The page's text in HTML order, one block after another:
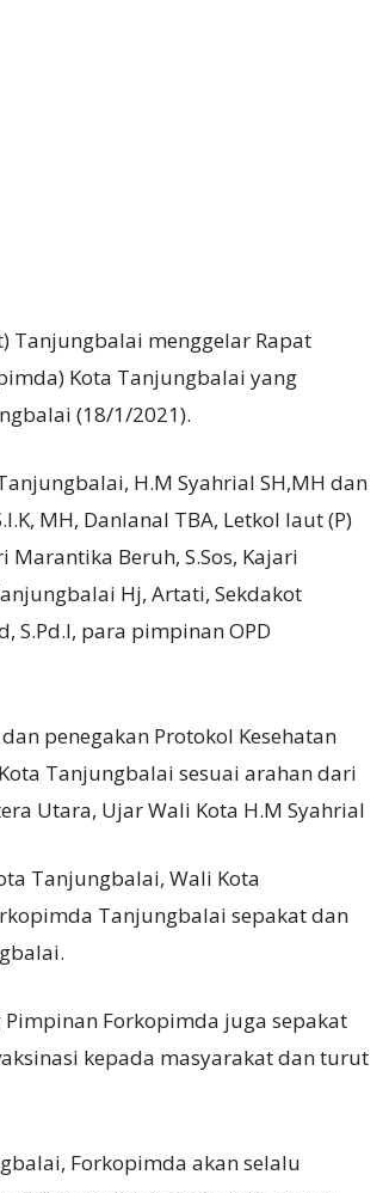
Tanjungbalai menggelar Rapat
Kota Tanjungbalai yang
(18/1/2021).
H.M Syahrial SH,MH dan
MH, Danlanal TBA, Letkol laut (P)
Marantika Beruh, S.Sos, Kajari
Hj, Artati, Sekdakot
S.Pd.I, para pimpinan OPD
penegakan Protokol Kesehatan
Tanjungbalai sesuai arahan dari
Utara, Ujar Wali Kota H.M Syahrial
Tanjungbalai, Wali Kota
Tanjungbalai sepakat dan
Forkopimda juga sepakat
kepada masyarakat dan turut
Forkopimda akan selalu